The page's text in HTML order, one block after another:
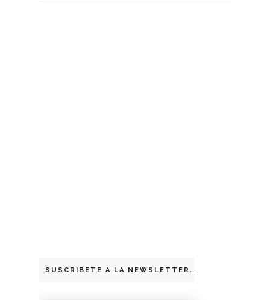
SUSCRIBETE A LA NEWSLETTER